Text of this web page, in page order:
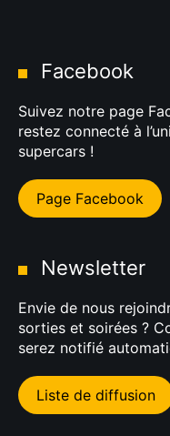
Facebook
Suivez notre page
restez connecté à
supercars !
Page Facebook
Newsletter
Envie de nous
sorties et soirées ?
serez notifié
Liste de diffusion